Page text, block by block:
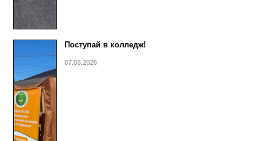
Поступай в колледж!
07.08.2026